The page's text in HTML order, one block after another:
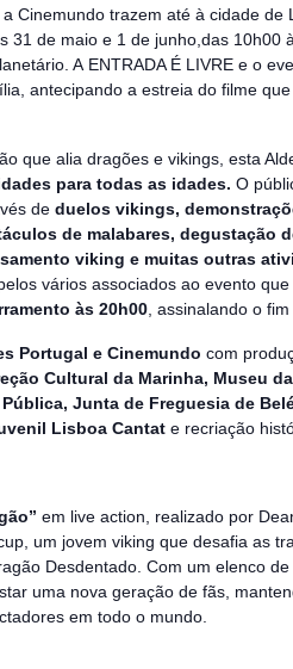
Cinemundo trazem até à cidade de
31 de maio e 1 de junho,das 10h00
A ENTRADA É LIVRE e o
antecipando a estreia do filme
que alia dragões e vikings, esta
para todas as idades. O
de duelos vikings,
de malabares, degustação
viking e muitas outras
vários associados ao evento
às 20h00 , assinalando o
Portugal e Cinemundo com
Cultural da Marinha, Museu
Junta de Freguesia de
Lisboa Cantat e recriação
em live action, realizado por
um jovem viking que desafia as
Desdentado. Com um elenco
uma nova geração de fãs,
em todo o mundo.